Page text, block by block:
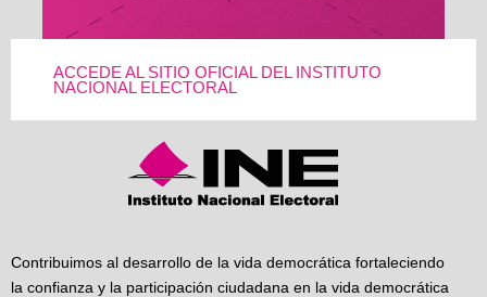
ACCEDE AL SITIO OFICIAL DEL INSTITUTO
NACIONAL ELECTORAL
Contribuimos al desarrollo de la vida democrática fortaleciendo
la confianza y la participación ciudadana en la vida democrática